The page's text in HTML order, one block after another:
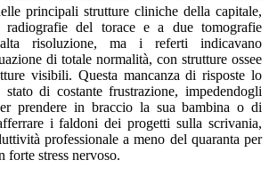
principali strutture cliniche della capitale,
radiografie del torace e a due tomografie
risoluzione, ma i referti indicavano
di totale normalità, con strutture ossee
visibili. Questa mancanza di risposte lo
di costante frustrazione, impedendogli
prendere in braccio la sua bambina o di
i faldoni dei progetti sulla scrivania,
professionale a meno del quaranta per
forte stress nervoso.